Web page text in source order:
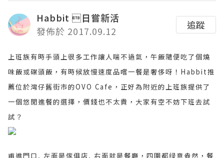
Habbit 日嘗新活
發佈於 2017.09.12
追蹤
上班族有時手頭上很多工作讓人喘不過氣，午飯隨便吃了個燒
味飯或碟頭飯，有時候放慢速度品嚐一餐是奢侈呀！Habbit推
薦位於灣仔舊街市的OVO Cafe，正好為附近的上班族提供了
一個悠閒進餐的選擇，價錢也不太貴，大家有空不妨下班去試
試？
甫進門口, 左面是傢俱店, 右面就是餐廳，四圍都绿意盎然，餐